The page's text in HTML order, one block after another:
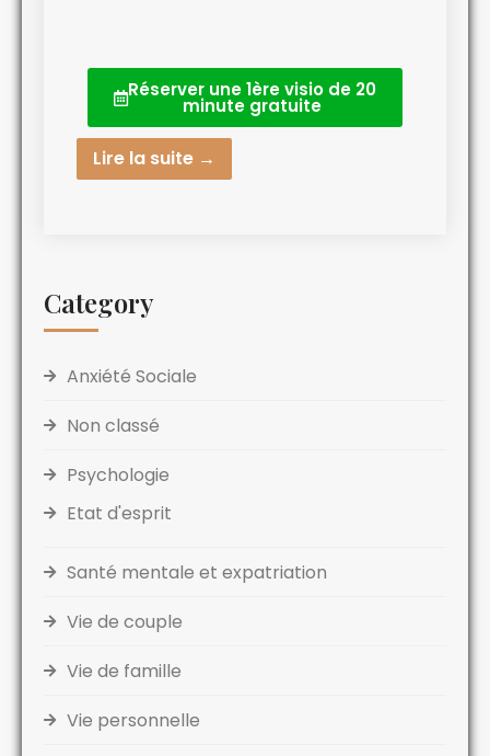
Réserver une 1ère visio de 20
minute gratuite
Lire la suite →
Category
Anxiété Sociale
Non classé
Psychologie
Etat d'esprit
Santé mentale et expatriation
Vie de couple
Vie de famille
Vie personnelle